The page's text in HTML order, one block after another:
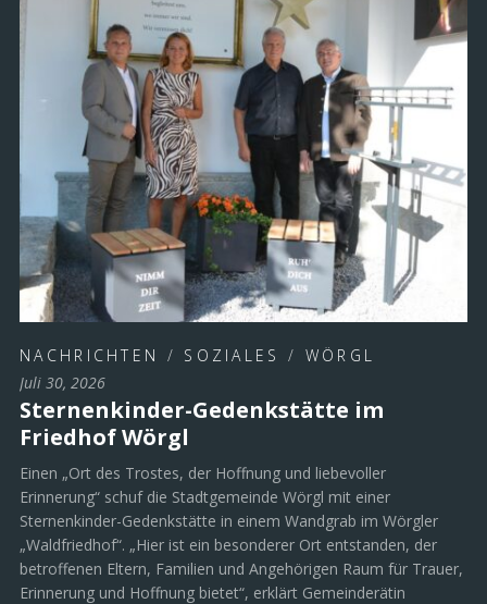
NACHRICHTEN / SOZIALES / WÖRGL
Juli 30, 2026
Sternenkinder-Gedenkstätte im
Friedhof Wörgl
Einen „Ort des Trostes, der Hoffnung und liebevoller
Erinnerung“ schuf die Stadtgemeinde Wörgl mit einer
Sternenkinder-Gedenkstätte in einem Wandgrab im Wörgler
„Waldfriedhof“. „Hier ist ein besonderer Ort entstanden, der
betroffenen Eltern, Familien und Angehörigen Raum für Trauer,
Erinnerung und Hoffnung bietet“, erklärt Gemeinderätin